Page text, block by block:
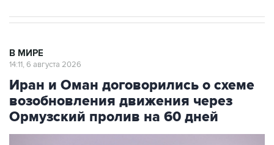
В МИРЕ
14:11, 6 августа 2026
Иран и Оман договорились о схеме
возобновления движения через
Ормузский пролив на 60 дней